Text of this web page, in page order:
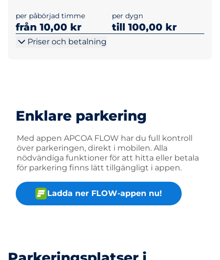
per påbörjad timme
från 10,00 kr
per dygn
till 100,00 kr
Priser och betalning
Enklare parkering
Med appen APCOA FLOW har du full kontroll
över parkeringen, direkt i mobilen. Alla
nödvändiga funktioner för att hitta eller betala
för parkering finns lätt tillgängligt i appen.
Ladda ner FLOW-appen nu!